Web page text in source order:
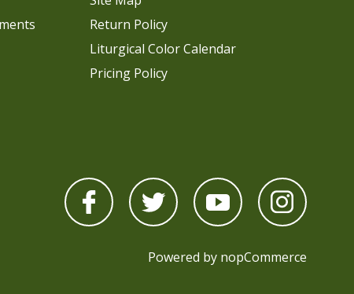
Return Policy
Liturgical Color Calendar
Pricing Policy
Powered by nopCommerce